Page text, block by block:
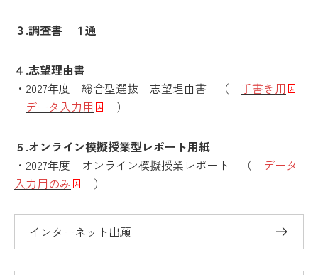
３.調査書 １通
４.志望理由書
・2027年度 総合型選抜 志望理由書 （ 手書き用
データ入力用
）
５.オンライン模擬授業型レポート用紙
・2027年度 オンライン模擬授業レポート （ データ
入力用のみ
）
インターネット出願